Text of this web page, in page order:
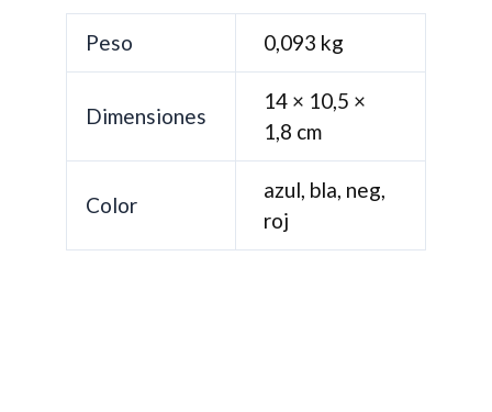
Peso 0,093 kg
Dimensiones
14 × 10,5 ×
1,8 cm
Color
azul, bla, neg,
roj